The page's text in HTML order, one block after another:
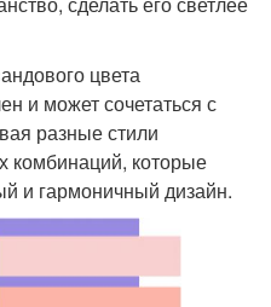
цвета
и может сочетаться с
разные стили
комбинаций, которые
и гармоничный дизайн.